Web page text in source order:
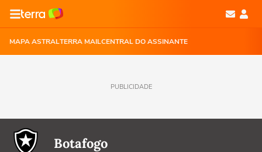
MAPA ASTRALTERRA MAILCENTRAL DO ASSINANTE
PUBLICIDADE
Botafogo